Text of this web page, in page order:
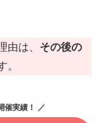
由は、 その後の
。
催実績！ ／